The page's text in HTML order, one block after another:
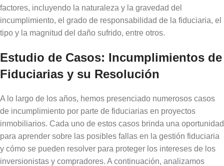
factores, incluyendo la naturaleza y la gravedad del
incumplimiento, el grado de responsabilidad de la fiduciaria, el
tipo y la magnitud del daño sufrido, entre otros.
Estudio de Casos: Incumplimientos de
Fiduciarias y su Resolución
A lo largo de los años, hemos presenciado numerosos casos
de incumplimiento por parte de fiduciarias en proyectos
inmobiliarios. Cada uno de estos casos brinda una oportunidad
para aprender sobre las posibles fallas en la gestión fiduciaria
y cómo se pueden resolver para proteger los intereses de los
inversionistas y compradores. A continuación, analizamos